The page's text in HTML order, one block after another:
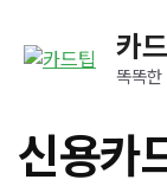
카
똑똑한
신용카